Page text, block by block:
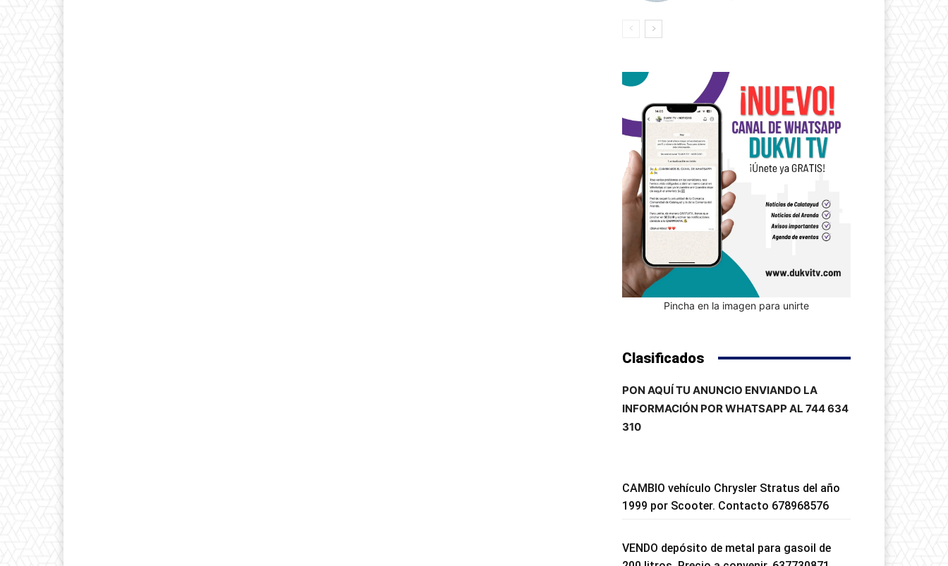
Pincha en la imagen para unirte
Clasificados
PON AQUÍ TU ANUNCIO ENVIANDO LA
INFORMACIÓN POR WHATSAPP AL 744 634
310
CAMBIO vehículo Chrysler Stratus del año
1999 por Scooter. Contacto 678968576
VENDO depósito de metal para gasoil de